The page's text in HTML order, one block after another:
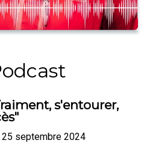
s'entourer,
septembre 2024